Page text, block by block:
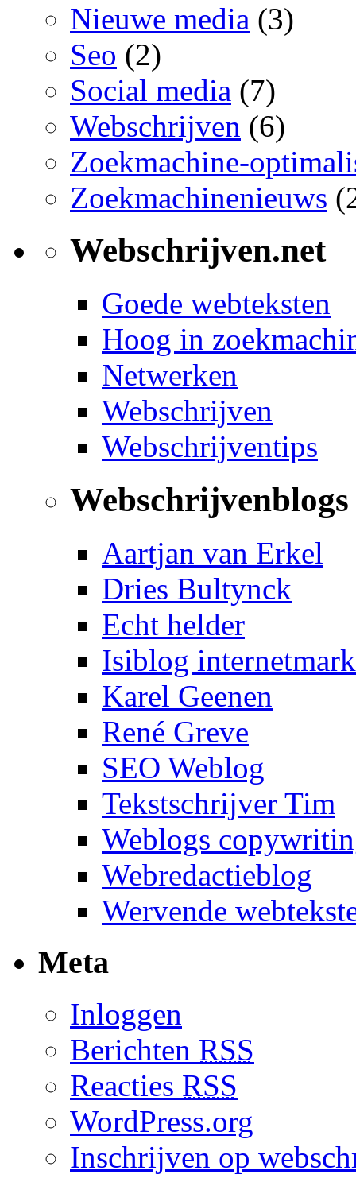
Nieuwe media (3)
Seo (2)
Social media (7)
Webschrijven (6)
Zoekmachine-
Zoekmachinenieuws
Webschrijven.net
Goede webteksten
Hoog in
Netwerken
Webschrijven
Webschrijventips
Webschrijvenblogs
Aartjan van Erkel
Dries Bultynck
Echt helder
Isiblog
Karel Geenen
René Greve
SEO Weblog
Tekstschrijver Tim
Weblogs
Webredactieblog
Wervende
Meta
Inloggen
Berichten RSS
Reacties RSS
WordPress.org
Inschrijven op